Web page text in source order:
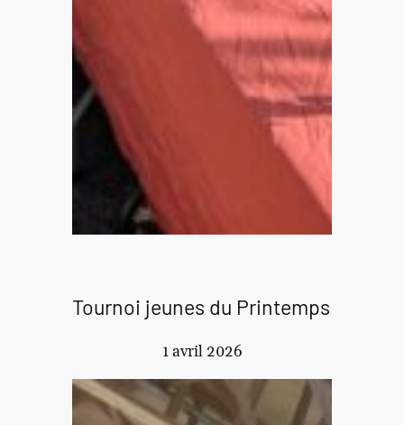
Tournoi jeunes du Printemps
1 avril 2026